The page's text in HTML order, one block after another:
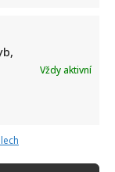
Vždy aktivní